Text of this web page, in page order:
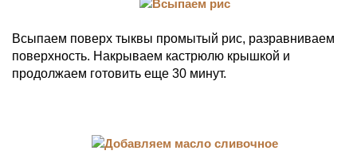
Всыпаем поверх тыквы промытый рис, разравниваем
поверхность. Накрываем кастрюлю крышкой и
продолжаем готовить еще 30 минут.